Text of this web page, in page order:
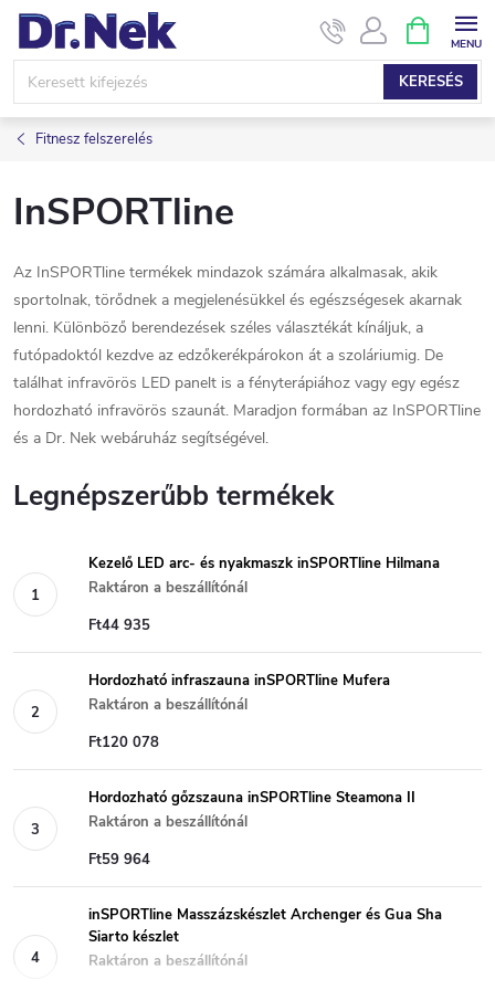
Ugrás
KERESÉS
KOSÁR
Fitnesz felszerelés
InSPORTline
Az InSPORTline termékek mindazok számára alkalmasak, akik
sportolnak, törődnek a megjelenésükkel és egészségesek akarnak
lenni. Különböző berendezések széles választékát kínáljuk, a
futópadoktól kezdve az edzőkerékpárokon át a szoláriumig. De
találhat infravörös LED panelt is a fényterápiához vagy egy egész
hordozható infravörös szaunát. Maradjon formában az InSPORTline
és a Dr. Nek webáruház segítségével.
Legnépszerűbb termékek
Kezelő LED arc- és nyakmaszk inSPORTline Hilmana
Raktáron a beszállítónál
Ft44 935
Hordozható infraszauna inSPORTline Mufera
Raktáron a beszállítónál
Ft120 078
Hordozható gőzszauna inSPORTline Steamona II
Raktáron a beszállítónál
Ft59 964
inSPORTline Masszázskészlet Archenger és Gua Sha
Siarto készlet
Raktáron a beszállítónál